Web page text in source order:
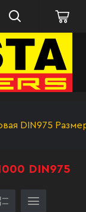
DIN975
DIN975